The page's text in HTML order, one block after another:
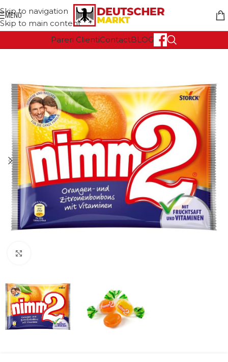
Skip to navigation
Skip to main content
MENU
Pareri ClientiContactBLOG